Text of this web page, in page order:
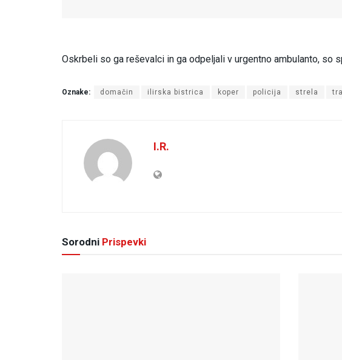
Oskrbeli so ga reševalci in ga odpeljali v urgentno ambulanto, so
Oznake: domačin ilirska bistrica koper policija strela
I.R.
Sorodni Prispevki